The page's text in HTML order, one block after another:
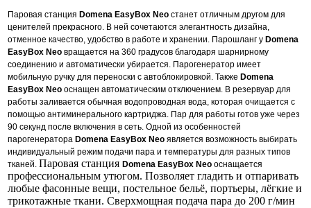
Паровая станция Domena ЕasyBox Neo станет отличным другом для
ценителей прекрасного. В ней сочетаются элегантность дизайна,
отменное качество, удобство в работе и хранении. Парошланг у Domena
ЕasyBox Neo вращается на 360 градусов благодаря шарнирному
соединению и автоматически убирается. Парогенератор имеет
мобильную ручку для переноски с автоблокировкой. Также Domena
ЕasyBox Neo оснащен автоматическим отключением. В резервуар для
работы заливается обычная водопроводная вода, которая очищается с
помощью антиминерального картриджа. Пар для работы готов уже через
90 секунд после включения в сеть. Одной из особенностей
парогенератора Domena ЕasyBox Neo является возможность выбирать
индивидуальный режим подачи пара и температуры для разных типов
тканей. Паровая станция Domena ЕasyBox Neo оснащается
профессиональным утюгом. Позволяет гладить и отпаривать
любые фасонные вещи, постельное бельё, портьеры, лёгкие и
трикотажные ткани. Сверхмощная подача пара до 200 г/мин